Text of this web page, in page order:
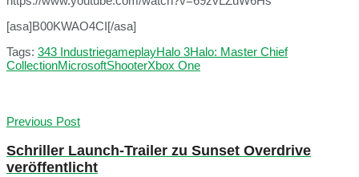
[asa]B00KWAO4CI[/asa]
Tags: 343 IndustriegameplayHalo 3Halo: Master Chief
CollectionMicrosoftShooterXbox One
Previous Post
Schriller Launch-Trailer zu Sunset Overdrive
veröffentlicht